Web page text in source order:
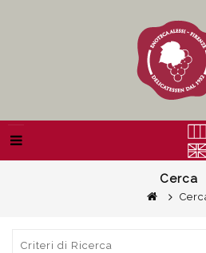
Cerca
Criteri di Ricerca